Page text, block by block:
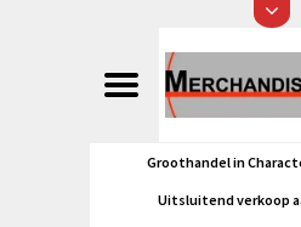
Groothandel in
Uitsluitend verkoop